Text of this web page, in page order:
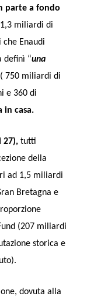
parte a fondo
miliardi di
Enaudi
definì “una
( 750 miliardi di
e 360 di
in casa.
27), tutti
della
ad 1,5 miliardi
Bretagna e
(207 miliardi
storica e
dovuta alla